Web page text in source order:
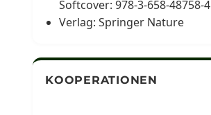
Softcover: 978-3-658-48758-4
Verlag: Springer Nature
KOOPERATIONEN